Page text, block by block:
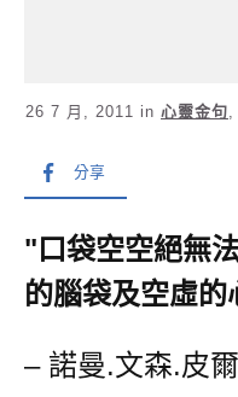
26 7 月, 2011 in 心靈金句,
分享
"口袋空空絕無
的腦袋及空虛的
– 諾曼.文森.皮爾